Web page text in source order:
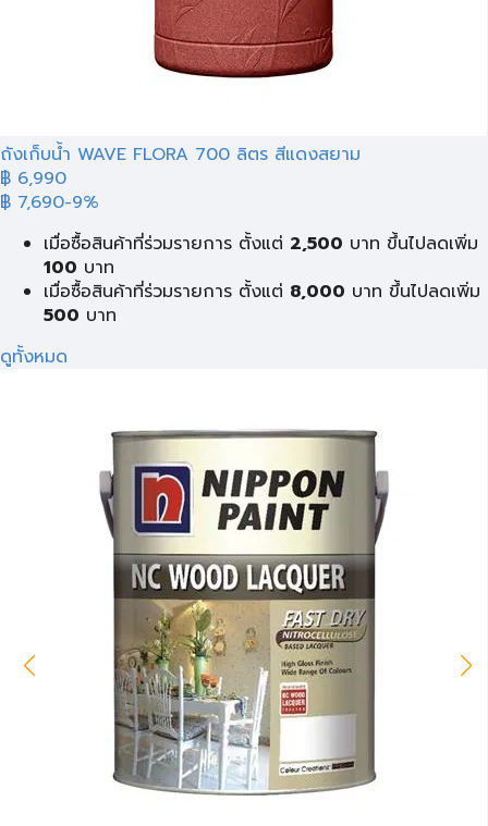
ถังเก็บน้ำ WAVE FLORA 700 ลิตร สีแดงสยาม
฿ 6,990
฿ 7,690-9%
เมื่อซื้อสินค้าที่ร่วมรายการ ตั้งแต่ 2,500 บาท ขึ้นไปลดเพิ่ม
100 บาท
เมื่อซื้อสินค้าที่ร่วมรายการ ตั้งแต่ 8,000 บาท ขึ้นไปลดเพิ่ม
500 บาท
ดูทั้งหมด